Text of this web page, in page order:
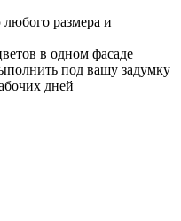
размера и
в одном фасаде
под вашу задумку
дней